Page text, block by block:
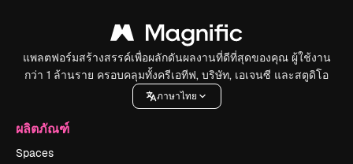
แพลตฟอร์มสร้างสรรค์เพื่อผลักดันผลงานที่ดีที่สุดของคุณ ผู้ใช้งาน
กว่า 1 ล้านราย ครอบคลุมทั้งครีเอทีฟ, บริษัท, เอเจนซี และสตูดิโอ
ภาษาไทย
ผลิตภัณฑ์
Spaces